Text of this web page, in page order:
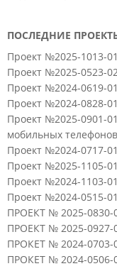
ПОСЛЕДНИЕ
Проект №2025-1013-
Проект №2025-0523-
Проект №2024-0619-
Проект №2024-0828-
Проект №2025-0901-
мобильных телефонов
Проект №2024-0717-
Проект №2025-1105-
Проект №2024-1103-
Проект №2024-0515-
ПРОЕКТ № 2025-0830-
ПРОЕКТ № 2025-0927-
ПРОКЕТ № 2024-0703-
ПРОКЕТ № 2024-0506-